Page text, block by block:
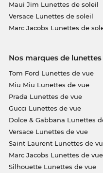
Maui Jim Lunettes de soleil
Versace Lunettes de soleil
Marc Jacobs Lunettes de
Nos marques de
Tom Ford Lunettes de vue
Miu Miu Lunettes de vue
Prada Lunettes de vue
Gucci Lunettes de vue
Dolce & Gabbana Lunettes
Versace Lunettes de vue
Saint Laurent Lunettes de
Marc Jacobs Lunettes de vue
Silhouette Lunettes de vue